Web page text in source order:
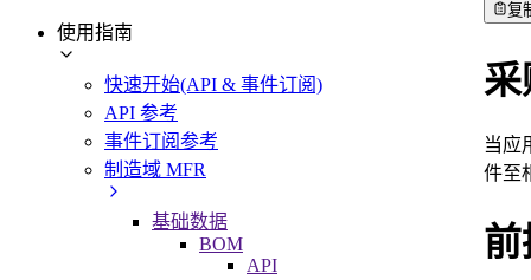
使用指南
快速开始(API & 事件订阅)
API 参考
事件订阅参考
制造域 MFR
基础数据
BOM
API
复
采
当应
件至
前